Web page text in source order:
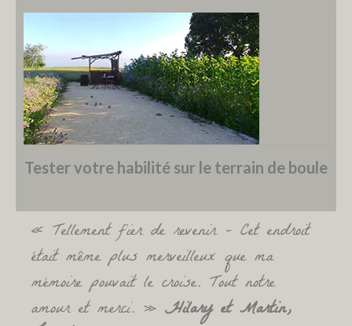
Tester votre habilité sur le terrain de boule
« Tellement fier de revenir – Cet endroit
était même plus merveilleux que ma
mémoire pouvait le croise. Tout notre
amour et merci. » Hilary et Martin,